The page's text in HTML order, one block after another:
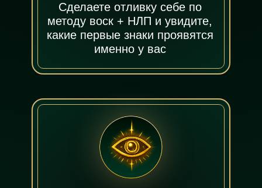
Сделаете отливку себе по
методу воск + НЛП и увидите,
какие первые знаки проявятся
именно у вас